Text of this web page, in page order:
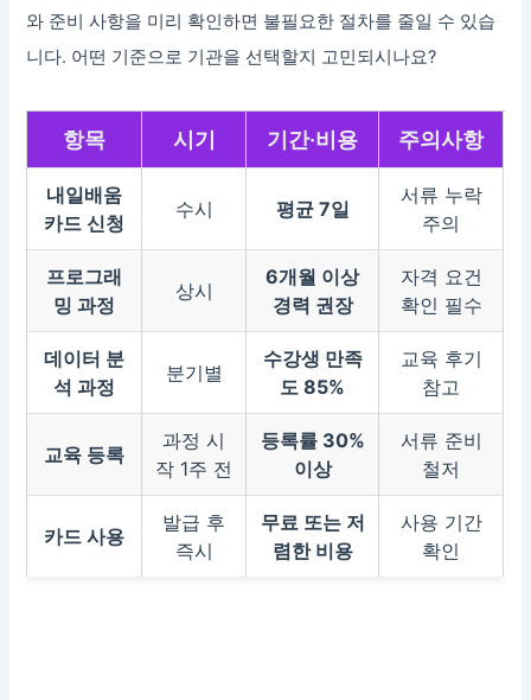
와 준비 사항을 미리 확인하면 불필요한 절차를 줄일 수 있습
니다. 어떤 기준으로 기관을 선택할지 고민되시나요?
항목 시기 기간·비용 주의사항
내일배움
카드 신청
수시 평균 7일
서류 누락
주의
프로그래
밍 과정
상시
6개월 이상
경력 권장
자격 요건
확인 필수
데이터 분
석 과정
분기별
수강생 만족
도 85%
교육 후기
참고
교육 등록
과정 시
작 1주 전
등록률 30%
이상
서류 준비
철저
카드 사용
발급 후
즉시
무료 또는 저
렴한 비용
사용 기간
확인